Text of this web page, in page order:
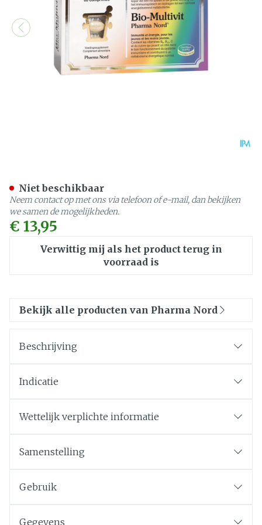
€ 13,95
Verwittig mij als het product terug in
voorraad is
Niet beschikbaar
Neem contact op met ons via telefoon of e-mail, dan bekijken
we samen de mogelijkheden.
Bekijk alle producten van Pharma Nord
Beschrijving
Indicatie
Wettelijk verplichte informatie
Samenstelling
Gebruik
Gegevens